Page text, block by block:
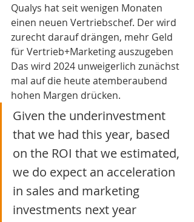
Qualys hat seit wenigen Monaten
einen neuen Vertriebschef. Der wird
zurecht darauf drängen, mehr Geld
für Vertrieb+Marketing auszugeben
Das wird 2024 unweigerlich zunächst
mal auf die heute atemberaubend
hohen Margen drücken.
Given the underinvestment
that we had this year, based
on the ROI that we estimated,
we do expect an acceleration
in sales and marketing
investments next year